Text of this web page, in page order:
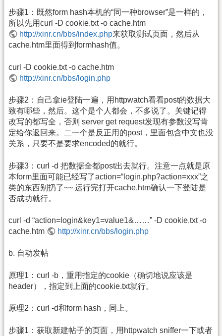
步骤1：既然form hash本机的“同一种browser”是一样的，
所以先用curl -D cookie.txt -o cache.htm
http://xinr.cn/bbs/index.php来获取测试页面，然后从
cache.htm里面得到formhash值。
curl -D cookie.txt -o cache.htm
http://xinr.cn/bbs/login.php
步骤2：自己拿ie登陆一遍，用httpwatch看看post的数据大
致有哪些，然后。这个是个人都会，不多说了。关键记得
改写的都写全，否则 server get request发现有参数没写肯
定给你返回来。二一个是反正用的post，里面包含中文也没
关系，只要不是要求encoded的就行。
步骤3：curl -d 把数据全都post出去就行。注意一点就是原
本form里面可能已经写了action=“login.php?action=xxx”之
类的东西别扔了~~ 运行完打开cache.htm确认一下登陆是
否成功就行。
curl -d “action=login&key1=value1&……” -D cookie.txt -o
cache.htm
http://xinr.cn/bbs/login.php
b. 自动发帖
原理1：curl -b，重用指定的cookie（确切地说应该是
header），指定到上面的cookie.txt就行。
原理2：curl -d和form hash，同上。
步骤1：获取新建帖子的页面，用httpwatch sniffer一下或者